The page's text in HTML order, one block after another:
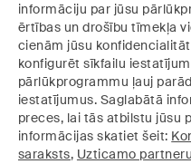
informāciju par jūsu
ērtības un drošību tīmekļa
cienām jūsu
konfigurēt sīkfailu
pārlūkprogrammu ļauj
iestatījumus. Saglabātā
preces, lai tās atbilstu jūsu
informācijas skatiet šeit:
saraksts, Uzticamo